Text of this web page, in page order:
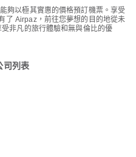
夠以極其實惠的價格預訂機票。享受
了 Airpaz，前往您夢想的目的地從未
非凡的旅行體驗和無與倫比的優
司列表